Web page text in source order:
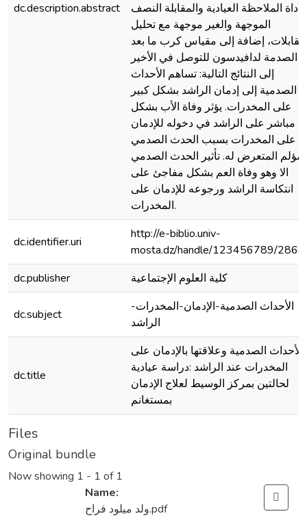
dc.description.abstract
أداة الملاحظة العيادية والمقابلة النصف
الموجهة والغير موجهة مع تحليل
إضافة إلى مقياس كرب ما بعد
الصدمة لدافيدسون للتوصل في الأخير
إلى النتائج التالية: تساهم الأحداث
الصدمية إلى إدمان الراشد بشكل كبير
على المخدرات. يؤثر وفاة الأب بشكل
مباشر على الراشد في دخوله للإدمان
على المخدرات بسبب الحدث الصدمي
المتعرض له. تأثير الحدث الصدمي
الا وهو وفاة العم بشكل مفاجئ على
انتكاسة الراشد ورجوعه للإدمان على
المخدرات.
dc.identifier.uri
http://e-biblio.univ-
mosta.dz/handle/123456789/
dc.publisher
كلية العلوم الإجتماعية
dc.subject
الأحداث الصدمية-الإدمان-المخدرات-
الراشد
dc.title
الأحداث الصدمية وعلاقتها بالإدمان على
المخدرات عند الراشد :دراسة عيادية
لحالتين بمركز الوسيط لعلاج الإدمان
بمستغانم
Files
Original bundle
Now showing 1 - 1 of 1
Name:
ولد ميلود فراح.pdf